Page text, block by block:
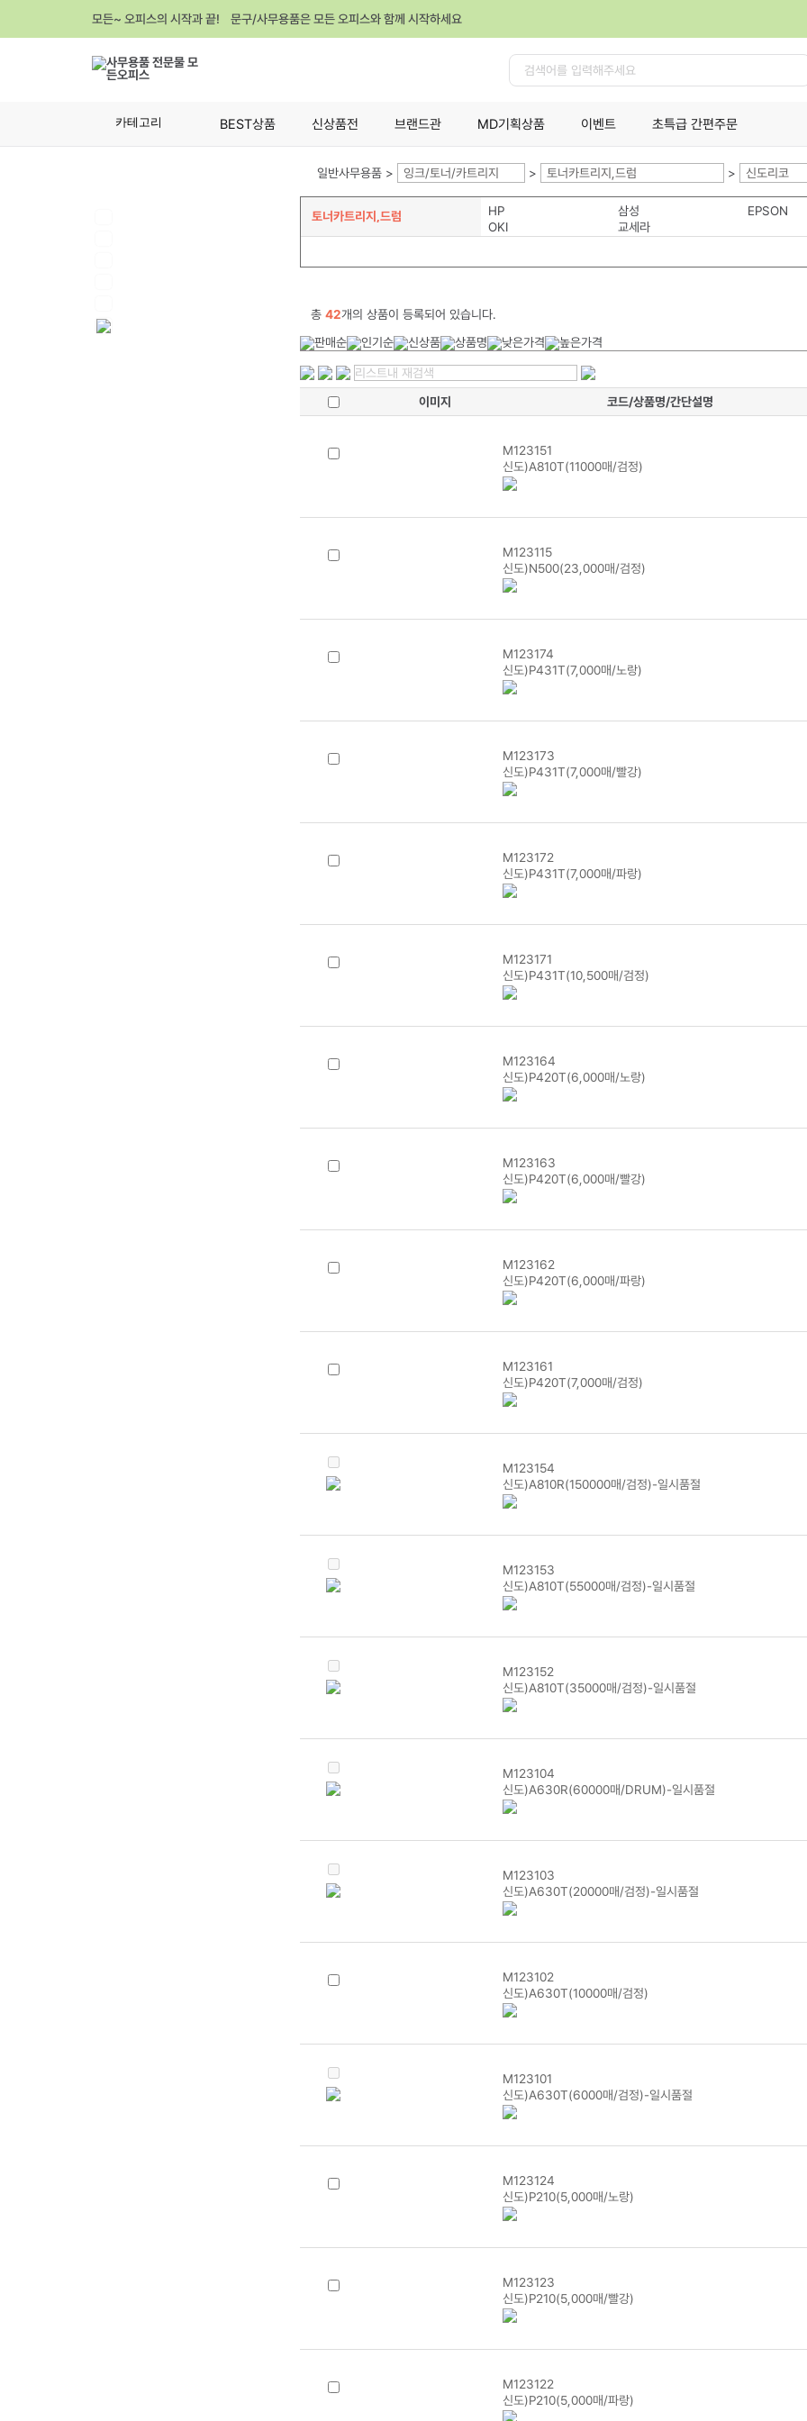
모든~ 오피스의 시작과 끝! 문구/사무용품은 모든 오피스와 함께 시작하세요
카테고리 BEST상품 신상품전 브랜드관 MD기획상품 이벤트 초특급 간편주문
일반사무용품 > 잉크/토너/카트리지 > 토너카트리지,드럼 > 신도리코
토너카트리지,드럼 HP 삼성
EPSON
OKI
교세라
총 42개의 상품이 등록되어 있습니다.
이미지 코드/상품명/간단설명
M123151
신도)A810T(11000매/검정)
M123115
신도)N500(23,000매/검정)
M123174
신도)P431T(7,000매/노랑)
M123173
신도)P431T(7,000매/빨강)
M123172
신도)P431T(7,000매/파랑)
M123171
신도)P431T(10,500매/검정)
M123164
신도)P420T(6,000매/노랑)
M123163
신도)P420T(6,000매/빨강)
M123162
신도)P420T(6,000매/파랑)
M123161
신도)P420T(7,000매/검정)
M123154
신도)A810R(150000매/검정)-일시품절
M123153
신도)A810T(55000매/검정)-일시품절
M123152
신도)A810T(35000매/검정)-일시품절
M123104
신도)A630R(60000매/DRUM)-일시품절
M123103
신도)A630T(20000매/검정)-일시품절
M123102
신도)A630T(10000매/검정)
M123101
신도)A630T(6000매/검정)-일시품절
M123124
신도)P210(5,000매/노랑)
M123123
신도)P210(5,000매/빨강)
M123122
신도)P210(5,000매/파랑)